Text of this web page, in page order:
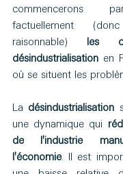
commencerons
factuellement
raisonnable) les
désindustrialisation en
où se situent les
La désindustrialisation
une dynamique qui
de l'industrie
l'économie. Il est